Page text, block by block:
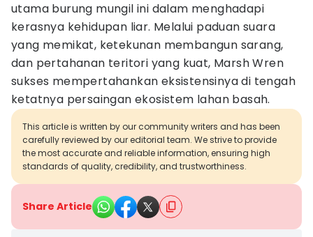
utama burung mungil ini dalam menghadapi
kerasnya kehidupan liar. Melalui paduan suara
yang memikat, ketekunan membangun sarang,
dan pertahanan teritori yang kuat, Marsh Wren
sukses mempertahankan eksistensinya di tengah
ketatnya persaingan ekosistem lahan basah.
This article is written by our community writers and has been
carefully reviewed by our editorial team. We strive to provide
the most accurate and reliable information, ensuring high
standards of quality, credibility, and trustworthiness.
Share Article